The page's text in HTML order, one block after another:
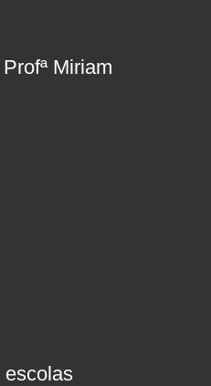
Miriam
escolas